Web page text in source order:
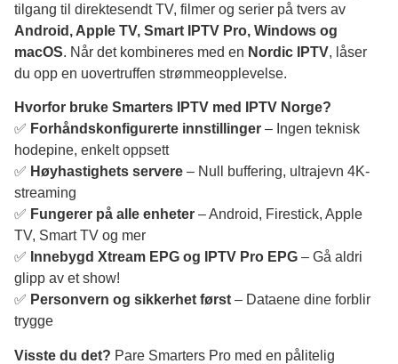
tilgang til direktesendt TV, filmer og serier på tvers av
Android, Apple TV, Smart IPTV Pro, Windows og
macOS. Når det kombineres med en Nordic IPTV, låser
du opp en uovertruffen strømmeopplevelse.
Hvorfor bruke Smarters IPTV med IPTV Norge?
✅ Forhåndskonfigurerte innstillinger – Ingen teknisk
hodepine, enkelt oppsett
✅ Høyhastighets servere – Null buffering, ultrajevn 4K-
streaming
✅ Fungerer på alle enheter – Android, Firestick, Apple
TV, Smart TV og mer
✅ Innebygd Xtream EPG og IPTV Pro EPG – Gå aldri
glipp av et show!
✅ Personvern og sikkerhet først – Dataene dine forblir
trygge
Visste du det? Pare Smarters Pro med en pålitelig